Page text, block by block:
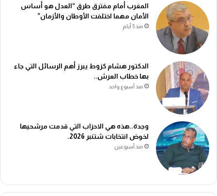
المغرب أمام مفترق طرق “العدل هو أساس
الأمان مهما اختلفت الأوطان والأزمان”
منذ 5 أيام
الدكتور هشام كزوط يبرز أهم الرسائل التي جاء
بها خطاب العرش..
منذ أسبوع واحد
وجدة..هذه هي الاحزاب التي قدمت مرشحيها
لخوض انتخابات شتنبر 2026.
منذ أسبوعين